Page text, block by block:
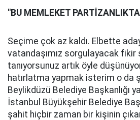
"BU MEMLEKET
Seçime çok az kaldı. Elbette
vatandaşımız sorgulayacak fikir
tanıyorsunuz artık öyle
hatırlatma yapmak isterim o da
Beylikdüzü Belediye Başkanlığı
İstanbul Büyükşehir Belediye
şahit hiçbir zaman bir kişinin